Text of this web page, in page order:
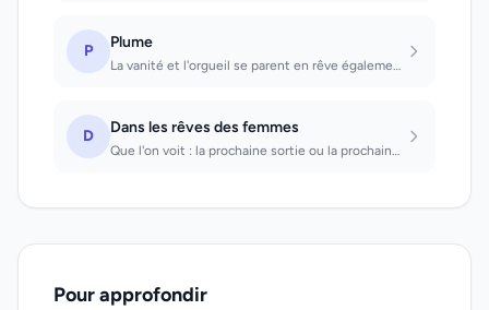
P Plume
La vanité et l'orgueil se parent en rêve également; les plumes d'un blanc pur se...
D Dans les rêves des femmes
Que l'on voit : la prochaine sortie ou la prochaine visite auront une importance...
Pour approfondir